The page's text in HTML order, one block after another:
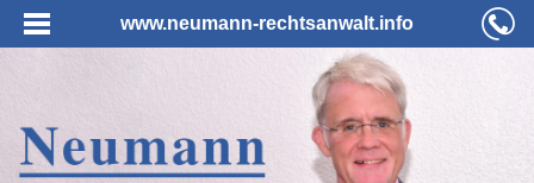
www.neumann-rechtsanwalt.info